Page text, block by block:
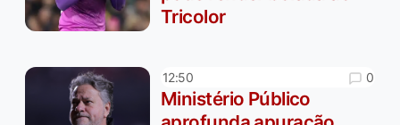
Tricolor
12:50 0
Ministério Público